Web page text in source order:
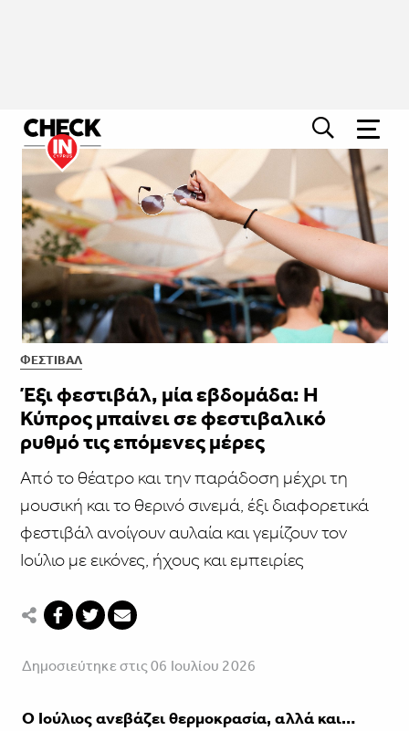
ΦΕΣΤΙΒΑΛ
Έξι φεστιβάλ, μία εβδομάδα: Η
Κύπρος μπαίνει σε φεστιβαλικό
ρυθμό τις επόμενες μέρες
Από το θέατρο και την παράδοση μέχρι τη
μουσική και το θερινό σινεμά, έξι διαφορετικά
φεστιβάλ ανοίγουν αυλαία και γεμίζουν τον
Ιούλιο με εικόνες, ήχους και εμπειρίες
Δημοσιεύτηκε στις 06 Ιουλίου 2026
Ο Ιούλιος ανεβάζει θερμοκρασία, αλλά και…